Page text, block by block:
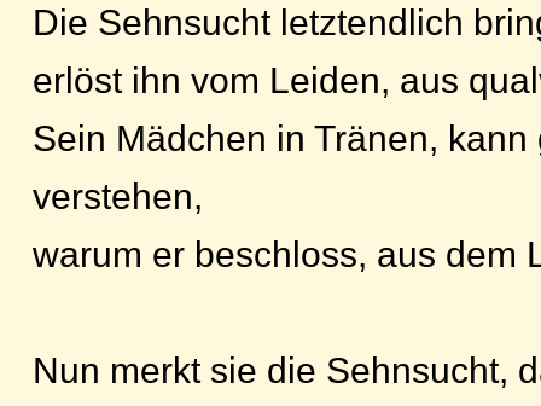
Die Sehnsucht letztendlich
erlöst ihn vom Leiden, aus
Sein Mädchen in Tränen, kann
verstehen,
warum er beschloss, aus dem
Nun merkt sie die Sehnsucht,